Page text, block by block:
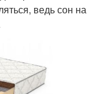
ведь сон на